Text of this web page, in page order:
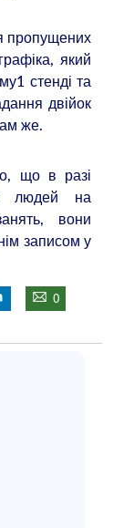
пропущених
який
стенді та
двійок
же.
що в разі
людей на
вони
записом у
0